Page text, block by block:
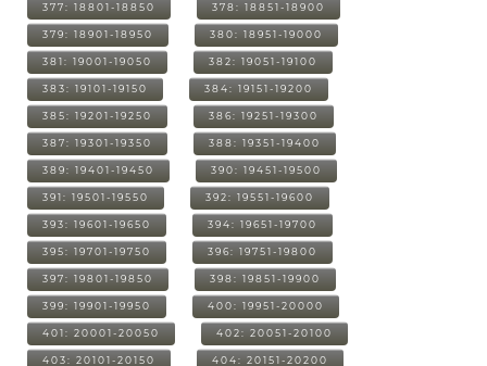
377: 18801-18850 378: 18851-18900
379: 18901-18950 380: 18951-19000
381: 19001-19050 382: 19051-19100
383: 19101-19150 384: 19151-19200
385: 19201-19250 386: 19251-19300
387: 19301-19350 388: 19351-19400
389: 19401-19450 390: 19451-19500
391: 19501-19550 392: 19551-19600
393: 19601-19650 394: 19651-19700
395: 19701-19750 396: 19751-19800
397: 19801-19850 398: 19851-19900
399: 19901-19950 400: 19951-20000
401: 20001-20050 402: 20051-20100
403: 20101-20150 404: 20151-20200